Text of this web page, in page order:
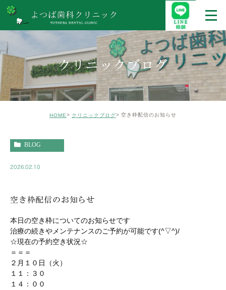
クリニックブログ
HOME クリニックブログ 空き枠配信のお知らせ
BLOG
2026.02.10
空き枠配信のお知らせ
本日の空き枠についてのお知らせです
治療の続きやメンテナンスのご予約が可能です(^▽^)/
☆現在の予約空き状況☆
＝＝＝
２月１０日（火）
１１：３０
１４：００